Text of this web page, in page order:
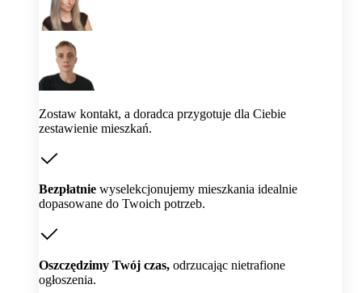
Zostaw kontakt, a doradca przygotuje dla Ciebie
zestawienie mieszkań.
Bezpłatnie wyselekcjonujemy mieszkania idealnie
dopasowane do Twoich potrzeb.
Oszczędzimy Twój czas, odrzucając nietrafione
ogłoszenia.